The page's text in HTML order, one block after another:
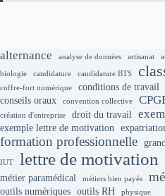
alternance analyse de données artisanat
biologie candidature candidature BTS
coffre-fort numérique conditions de travail
conseils oraux
convention collective
création d'entreprise droit du travail
exemple lettre de motivation
formation professionnelle
IUT lettre de motivation
métier paramédical métiers bien payés
outils numériques outils RH physique